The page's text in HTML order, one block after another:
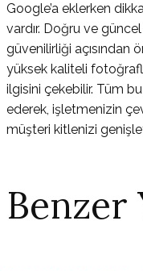
Google’a eklerken
vardır. Doğru ve
güvenilirliği açısından
yüksek kaliteli
ilgisini çekebilir. Tüm
ederek, işletmenizin
müşteri kitlenizi
Benzer